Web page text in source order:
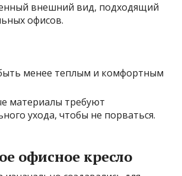
внешний вид, подходящий
офисов.
менее теплым и комфортным
материалы требуют
ухода, чтобы не порваться.
офисное кресло